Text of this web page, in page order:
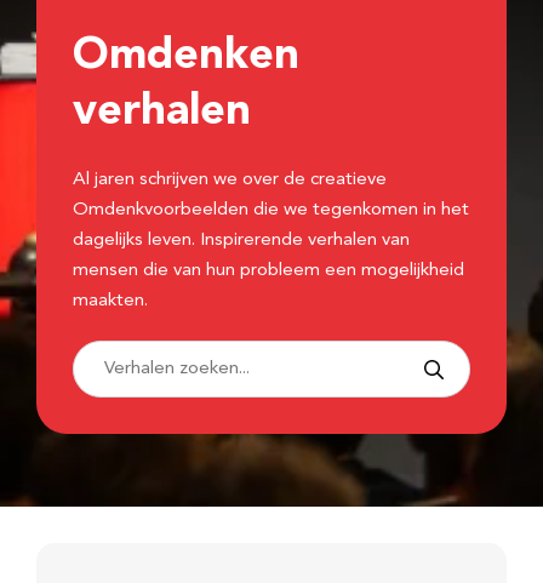
Omdenken
verhalen
Al jaren schrijven we over de creatieve
Omdenkvoorbeelden die we tegenkomen in het
dagelijks leven. Inspirerende verhalen van
mensen die van hun probleem een mogelijkheid
maakten.